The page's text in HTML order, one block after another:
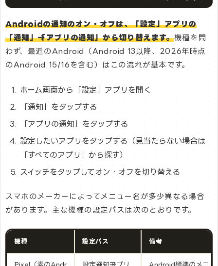
Androidの通知のオン・オフは、「設定」アプリの
「通知」→「アプリの通知」から切り替えます。機種を問
わず、最近のAndroid（Android 13以降、2026年時点
のAndroid 15/16を含む）はこの流れが基本です。
ホーム画面から「設定」アプリを開く
「通知」をタップする
「アプリの通知」をタップする
設定したいアプリをタップする（見当たらない場合は
「すべてのアプリ」から探す）
スイッチをタップしてオン・オフを切り替える
スマホのメーカーによってメニュー名が多少異なる場合
があります。主な機種の設定パスは次のとおりです。
機種 設定パス 備考
Pixel（素のAndr 設定→通知→アプリ Android標準のメニュ